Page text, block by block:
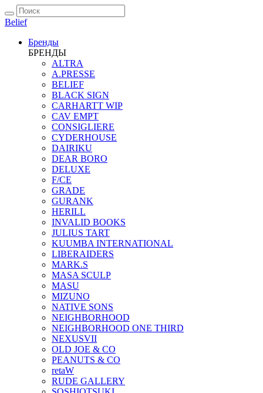
Belief
Бренды
БРЕНДЫ
ALTRA
A.PRESSE
BELIEF
BLACK SIGN
CARHARTT WIP
CAV EMPT
CONSIGLIERE
CYDERHOUSE
DAIRIKU
DEAR BORO
DELUXE
F/CE
GRADE
GURANK
HERILL
INVALID BOOKS
JULIUS TART
KUUMBA INTERNATIONAL
LIBERAIDERS
MARK.S
MASA SCULP
MASU
MIZUNO
NATIVE SONS
NEIGHBORHOOD
NEIGHBORHOOD ONE THIRD
NEXUSVII
OLD JOE & CO
PEANUTS & CO
retaW
RUDE GALLERY